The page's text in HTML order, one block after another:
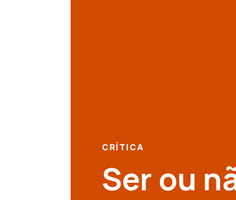
CRÍTICA
Ser ou